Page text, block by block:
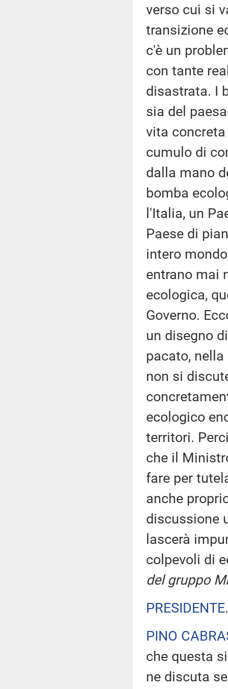
verso cui si
transizione
c'è un
con tante
disastrata. I
sia del
vita
cumulo di
dalla mano
bomba
l'Italia, un
Paese di
intero
entrano mai
ecologica,
Governo.
un disegno
pacato,
non si
ecologico
territori.
che il
fare per
anche
discussione
lascerà
colpevoli di
del gruppo
PRESIDENTE
PINO
che questa
ne discuta